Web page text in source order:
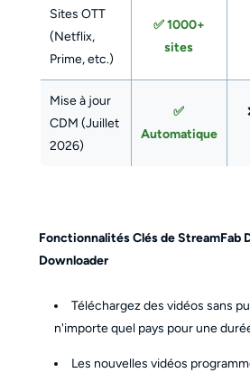
Sites OTT
(Netflix,
Prime, etc.)
✅ 1000+
sites
Mise à jour
CDM (Juillet
2026)
✅
Automatique
Fonctionnalités Clés de StreamFab
Downloader
Téléchargez des vidéos sans
n'importe quel pays pour une
Les nouvelles vidéos